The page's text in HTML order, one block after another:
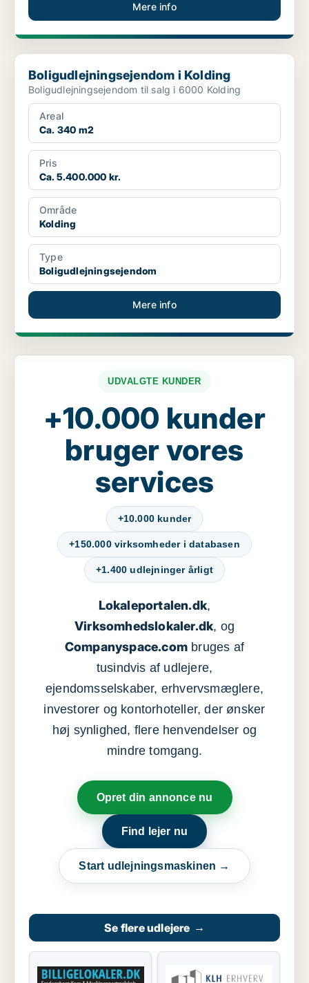
Mere info
Boligudlejningsejendom i Kolding
Boligudlejningsejendom i Kolding
Boligudlejningsejendom til salg i 6000 Kolding
Areal
Ca. 340 m2
Pris
Ca. 5.400.000 kr.
Område
Kolding
Type
Boligudlejningsejendom
Mere info
UDVALGTE KUNDER
+10.000 kunder
bruger vores
services
+10.000 kunder
+150.000 virksomheder i databasen
+1.400 udlejninger årligt
Lokaleportalen.dk,
Virksomhedslokaler.dk, og
Companyspace.com bruges af
tusindvis af udlejere,
ejendomsselskaber, erhvervsmæglere,
investorer og kontorhoteller, der ønsker
høj synlighed, flere henvendelser og
mindre tomgang.
Opret din annonce nu
Find lejer nu
Start udlejningsmaskinen →
Se flere udlejere →